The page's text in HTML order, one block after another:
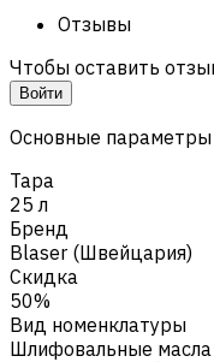
Отзывы
Чтобы оставить
Войти
Основные параметры
Тара
25 л
Бренд
Blaser (Швейцария)
Скидка
50%
Вид номенклатуры
Шлифовальные масла